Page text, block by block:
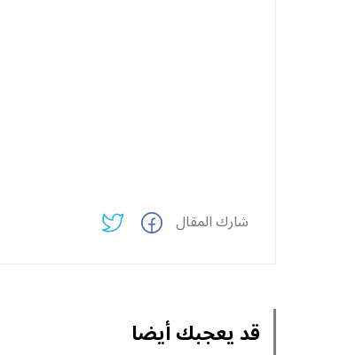
شارك المقال
قد يعجبك أيضا